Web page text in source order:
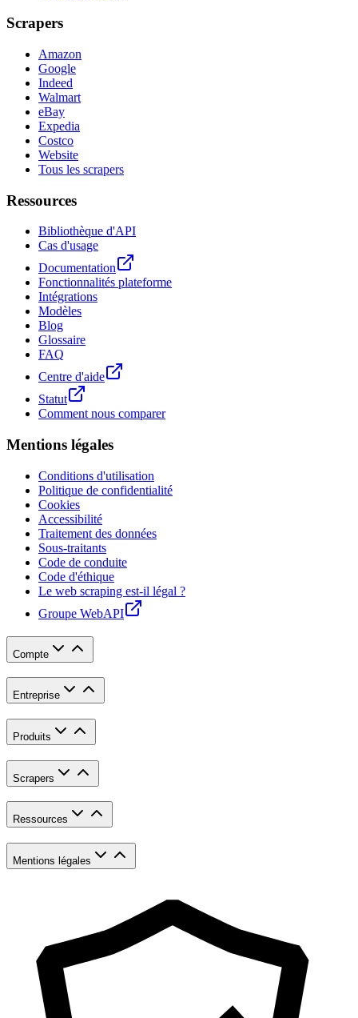
Scrapers
Amazon
Google
Indeed
Walmart
eBay
Expedia
Costco
Website
Tous les scrapers
Ressources
Bibliothèque d'API
Cas d'usage
Documentation
Fonctionnalités plateforme
Intégrations
Modèles
Blog
Glossaire
FAQ
Centre d'aide
Statut
Comment nous comparer
Mentions légales
Conditions d'utilisation
Politique de confidentialité
Cookies
Accessibilité
Traitement des données
Sous-traitants
Code de conduite
Code d'éthique
Le web scraping est-il légal ?
Groupe WebAPI
Compte
Entreprise
Produits
Scrapers
Ressources
Mentions légales